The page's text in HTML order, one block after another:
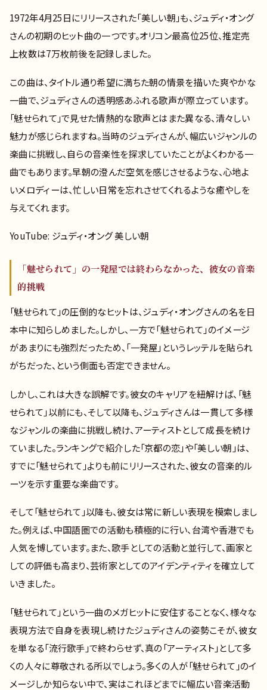
1972年4月25日にリリースされた「美しい朝」も、ジュディ・オング
さんの初期のヒット曲の一つです。オリコン最高位25位、推定売
上枚数は7万枚前後を記録しました。
この曲は、タイトル通り希望に満ちた朝の情景を描いた爽やかな
一曲で、ジュディさんの透明感あふれる歌声が際立っています。
「魅せられて」で見せた情熱的な歌声とはまた異なる、清々しい
魅力が感じられますね。当時のジュディさんが、幅広いジャンルの
楽曲に挑戦し、自らの音楽性を探求していたことがよくわかる一
曲でもあります。早朝の澄んだ空気を感じさせるような、心地よ
いメロディーは、忙しい日常を忘れさせてくれるような癒やしを
与えてくれます。
YouTube: ジュディ・オング 美しい朝
「魅せられて」の一発屋では終わらなかった、彼女の音楽
的挑戦
「魅せられて」の圧倒的なヒットは、ジュディ・オングさんの名を日
本中に知らしめました。しかし、一方で「魅せられて」のイメージ
があまりにも強烈だったため、「一発屋」というレッテルを貼られ
がちだった、という側面も否定できません。
しかし、これは大きな誤解です。彼女のキャリアを紐解けば、「魅
せられて」以前にも、そして以降も、ジュディさんは一貫して多様
なジャンルの楽曲に挑戦し続け、アーティストとして成長を続け
ていました。ランキングで紹介した「京都の恋」や「美しい朝」は、
すでに「魅せられて」よりも前にリリースされた、彼女の音楽的ル
ーツを示す重要な楽曲です。
そして「魅せられて」以降も、彼女は常に新しい表現を模索しまし
た。例えば、中国語圏での活動も積極的に行い、台湾や香港でも
人気を博しています。また、歌手としての活動と並行して、画家と
しての評価も高まり、芸術家としてのアイデンティティを確立して
いきました。
「魅せられて」という一曲のメガヒットに安住することなく、様々な
表現方法で自身を表現し続けたジュディさんの姿勢こそが、彼女
を単なる「流行歌手」で終わらせず、真の「アーティスト」として多
くの人々に尊敬される所以でしょう。多くの人が「魅せられて」のイ
メージしか知らない中で、実はこれほどまでに幅広い音楽活動